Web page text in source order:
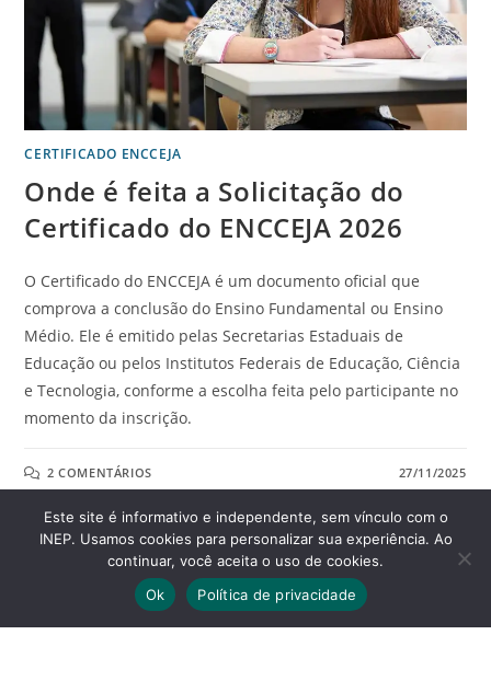
CERTIFICADO ENCCEJA
Onde é feita a Solicitação do
Certificado do ENCCEJA 2026
O Certificado do ENCCEJA é um documento oficial que
comprova a conclusão do Ensino Fundamental ou Ensino
Médio. Ele é emitido pelas Secretarias Estaduais de
Educação ou pelos Institutos Federais de Educação, Ciência
e Tecnologia, conforme a escolha feita pelo participante no
momento da inscrição.
2 COMENTÁRIOS 27/11/2025
Este site é informativo e independente, sem vínculo com o
INEP. Usamos cookies para personalizar sua experiência. Ao
continuar, você aceita o uso de cookies.
Ok
Política de privacidade